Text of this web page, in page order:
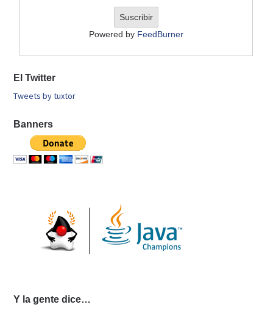
Powered by FeedBurner
El Twitter
Tweets by tuxtor
Banners
Y la gente dice…